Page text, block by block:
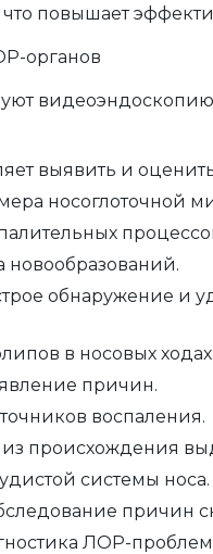
повышает
органов
выявить и
носоглоточной
новообразований.
обнаружение и
в носовых ходах.
причин.
воспаления.
происхождения
системы носа.
причин
ЛОР-